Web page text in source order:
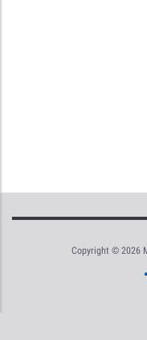
Copyright © 2026